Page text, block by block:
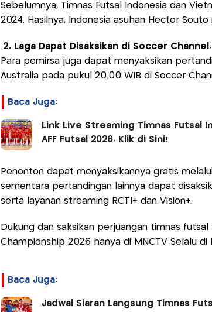
Sebelumnya, Timnas Futsal Indonesia dan
2024. Hasilnya, Indonesia asuhan Hector
2. Laga Dapat Disaksikan di Soccer Channel,
Para pemirsa juga dapat menyaksikan
Australia pada pukul 20.00 WIB di Soccer
Baca Juga:
Link Live Streaming Timnas Futsal
AFF Futsal 2026, Klik di Sini!
Penonton dapat menyaksikannya gratis
sementara pertandingan lainnya dapat
serta layanan streaming RCTI+ dan Vision+.
Dukung dan saksikan perjuangan timnas futsal
Championship 2026 hanya di MNCTV Selalu di
Baca Juga:
Jadwal Siaran Langsung Timnas